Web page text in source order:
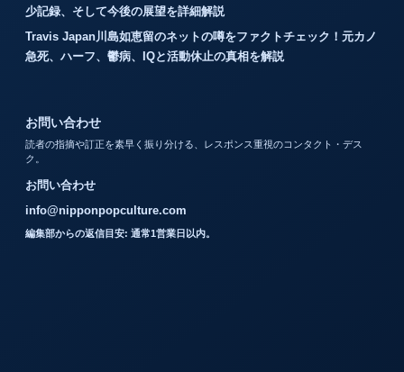
少記録、そして今後の展望を詳細解説
Travis Japan川島如恵留のネットの噂をファクトチェック！元カノ
急死、ハーフ、鬱病、IQと活動休止の真相を解説
お問い合わせ
読者の指摘や訂正を素早く振り分ける、レスポンス重視のコンタクト・デス
ク。
お問い合わせ
info@nipponpopculture.com
編集部からの返信目安: 通常1営業日以内。